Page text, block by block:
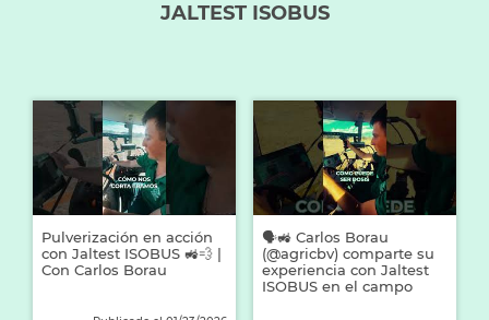
JALTEST ISOBUS
Pulverización en acción
con Jaltest ISOBUS 🚜💨 |
Con Carlos Borau
🗣️🚜 Carlos Borau
(@agricbv) comparte su
experiencia con Jaltest
ISOBUS en el campo